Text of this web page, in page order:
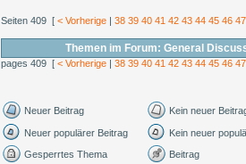
Seiten 409 [ < Vorherige | 38 39 40 41 42 43 44 45 46 47
Themen im Forum: General
pages 409 [ < Vorherige | 38 39 40 41 42 43 44 45 46 47
Neuer Beitrag Kein neuer
Neuer populärer Beitrag
Kein neuer
Gesperrtes Thema
Beitrag